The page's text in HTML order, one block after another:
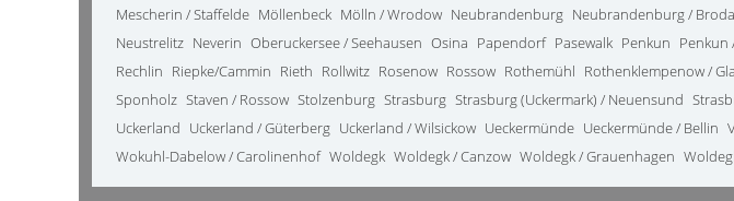
Mescherin / Staffelde Möllenbeck Mölln / Wrodow Neubrandenburg Neubrandenburg / Broda
Neustrelitz Neverin Oberuckersee / Seehausen Osina Papendorf Pasewalk Penkun Penkun
Rechlin Riepke/Cammin Rieth Rollwitz Rosenow Rossow Rothemühl Rothenklempenow /
Sponholz Staven / Rossow Stolzenburg Strasburg Strasburg (Uckermark) / Neuensund
Uckerland Uckerland / Güterberg Uckerland / Wilsickow Ueckermünde Ueckermünde / Bellin
Wokuhl-Dabelow / Carolinenhof Woldegk Woldegk / Canzow Woldegk / Grauenhagen